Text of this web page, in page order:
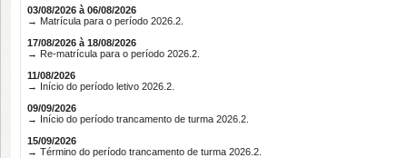
03/08/2026 à 06/08/2026
→ Matrícula para o período 2026.2.
17/08/2026 à 18/08/2026
→ Re-matrícula para o período 2026.2.
11/08/2026
→ Início do período letivo 2026.2.
09/09/2026
→ Início do período trancamento de turma 2026.2.
15/09/2026
→ Término do período trancamento de turma 2026.2.